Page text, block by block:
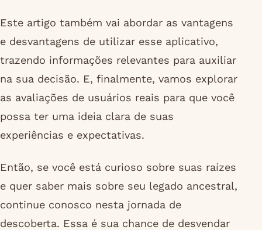
Este artigo também vai abordar as vantagens
e desvantagens de utilizar esse aplicativo,
trazendo informações relevantes para auxiliar
na sua decisão. E, finalmente, vamos explorar
as avaliações de usuários reais para que você
possa ter uma ideia clara de suas
experiências e expectativas.
Então, se você está curioso sobre suas raízes
e quer saber mais sobre seu legado ancestral,
continue conosco nesta jornada de
descoberta. Essa é sua chance de desvendar